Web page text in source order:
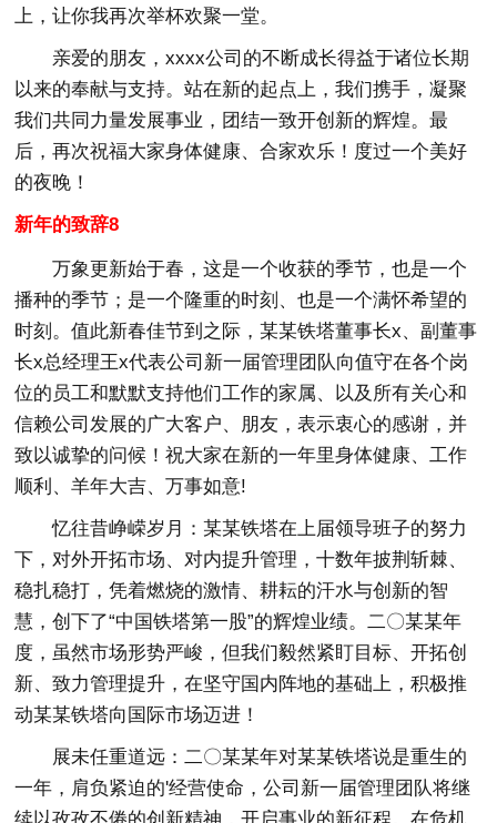
上，让你我再次举杯欢聚一堂。
亲爱的朋友，xxxx公司的不断成长得益于诸位长期
以来的奉献与支持。站在新的起点上，我们携手，凝聚
我们共同力量发展事业，团结一致开创新的辉煌。最
后，再次祝福大家身体健康、合家欢乐！度过一个美好
的夜晚！
新年的致辞8
万象更新始于春，这是一个收获的季节，也是一个
播种的季节；是一个隆重的时刻、也是一个满怀希望的
时刻。值此新春佳节到之际，某某铁塔董事长x、副董事
长x总经理王x代表公司新一届管理团队向值守在各个岗
位的员工和默默支持他们工作的家属、以及所有关心和
信赖公司发展的广大客户、朋友，表示衷心的感谢，并
致以诚挚的问候！祝大家在新的一年里身体健康、工作
顺利、羊年大吉、万事如意!
忆往昔峥嵘岁月：某某铁塔在上届领导班子的努力
下，对外开拓市场、对内提升管理，十数年披荆斩棘、
稳扎稳打，凭着燃烧的激情、耕耘的汗水与创新的智
慧，创下了“中国铁塔第一股”的辉煌业绩。二〇某某年
度，虽然市场形势严峻，但我们毅然紧盯目标、开拓创
新、致力管理提升，在坚守国内阵地的基础上，积极推
动某某铁塔向国际市场迈进！
展未任重道远：二〇某某年对某某铁塔说是重生的
一年，肩负紧迫的'经营使命，公司新一届管理团队将继